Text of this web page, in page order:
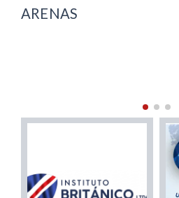
AMBIENTAL EN